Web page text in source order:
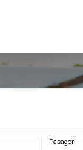
Pasageri